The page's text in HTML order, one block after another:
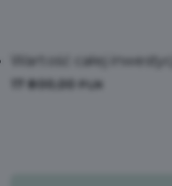
Wartość całej
17 800,00